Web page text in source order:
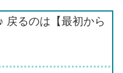
戻るのは【最初から